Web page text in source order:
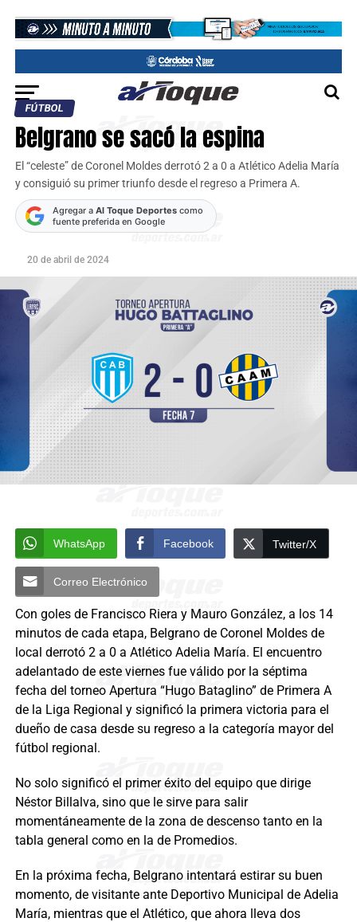
FÚTBOL
Belgrano se sacó la espina
El “celeste” de Coronel Moldes derrotó 2 a 0 a Atlético Adelia María
y consiguió su primer triunfo desde el regreso a Primera A.
Agregar a Al Toque Deportescomo
fuente preferida en Google
20 de abril de 2024
WhatsApp Facebook Twitter/X
Correo Electrónico
Con goles de Francisco Riera y Mauro González, a los 14
minutos de cada etapa, Belgrano de Coronel Moldes de
local derrotó 2 a 0 a Atlético Adelia María. El encuentro
adelantado de este viernes fue válido por la séptima
fecha del torneo Apertura “Hugo Bataglino” de Primera A
de la Liga Regional y significó la primera victoria para el
dueño de casa desde su regreso a la categoría mayor del
fútbol regional.
No solo significó el primer éxito del equipo que dirige
Néstor Billalva, sino que le sirve para salir
momentáneamente de la zona de descenso tanto en la
tabla general como en la de Promedios.
En la próxima fecha, Belgrano intentará estirar su buen
momento, de visitante ante Deportivo Municipal de Adelia
María, mientras que el Atlético, que ahora lleva dos